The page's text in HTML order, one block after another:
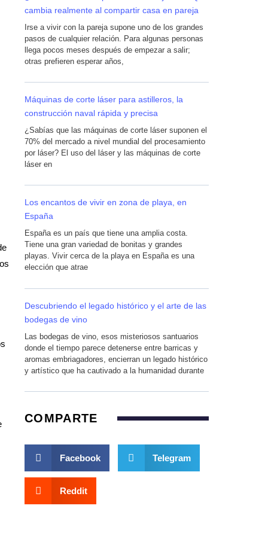
cambia realmente al compartir casa en pareja
Irse a vivir con la pareja supone uno de los grandes
pasos de cualquier relación. Para algunas personas
llega pocos meses después de empezar a salir;
otras prefieren esperar años,
Máquinas de corte láser para astilleros, la
construcción naval rápida y precisa
¿Sabías que las máquinas de corte láser suponen el
70% del mercado a nivel mundial del procesamiento
por láser? El uso del láser y las máquinas de corte
láser en
Los encantos de vivir en zona de playa, en
España
España es un país que tiene una amplia costa.
Tiene una gran variedad de bonitas y grandes
playas. Vivir cerca de la playa en España es una
elección que atrae
Descubriendo el legado histórico y el arte de las
bodegas de vino
Las bodegas de vino, esos misteriosos santuarios
donde el tiempo parece detenerse entre barricas y
aromas embriagadores, encierran un legado histórico
y artístico que ha cautivado a la humanidad durante
COMPARTE
Facebook Telegram
Reddit